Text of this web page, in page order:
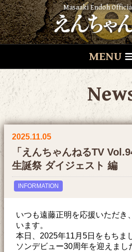
Masaaki Endoh
MENU
2025.11.05
「えんちゃんねるTV
生誕祭 ダイジェスト 編
INFORMATION
いつも遠藤正明を応援いただき
います。
本日、2025年11月5日をもちま
ソンデビュー30周年を迎えまし